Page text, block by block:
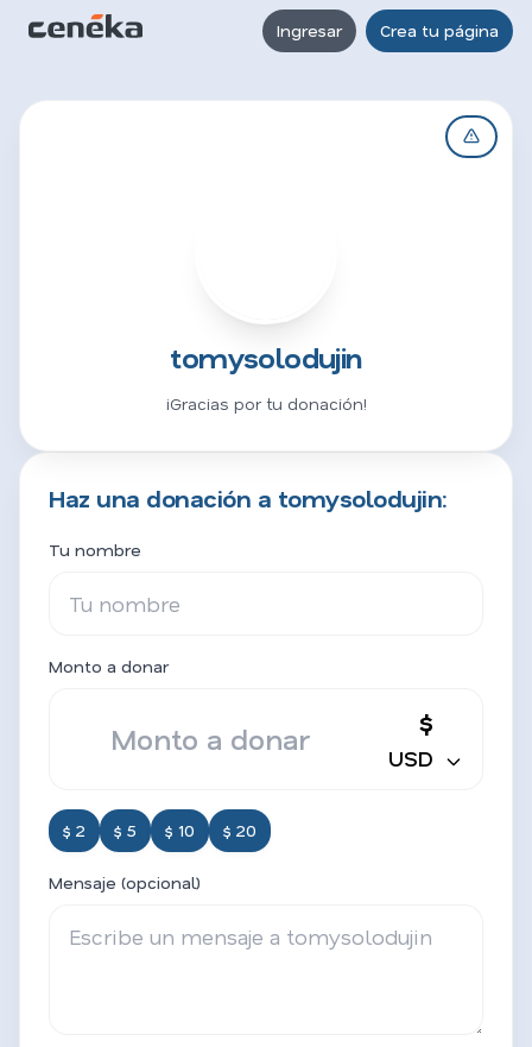
Ingresar Crea tu página
tomysolodujin
¡Gracias por tu donación!
Haz una donación a tomysolodujin:
Tu nombre
Monto a donar
$
USD
$ 2 $ 5 $ 10 $ 20
Mensaje (opcional)